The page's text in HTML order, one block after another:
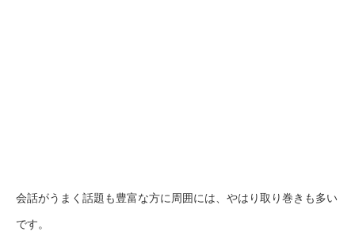
会話がうまく話題も豊富な方に周囲には、やはり取り巻きも多い
です。